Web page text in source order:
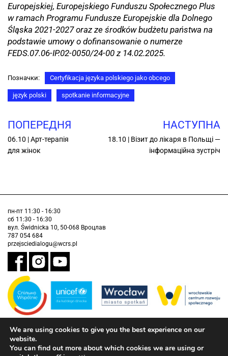
Europejskiej, Europejskiego Funduszu Społecznego Plus
w ramach Programu Fundusze Europejskie dla Dolnego
Śląska 2021-2027 oraz ze środków budżetu państwa na
podstawie umowy o dofinansowanie o numerze
FEDS.07.06-IP.02-0050/24-00 z 14.02.2025.
Позначки: Certyfikacja języka polskiego jako obcego
język polski spotkanie informacyjne
ПОПЕРЕДНЯ
06.10 | Арт-терапія
для жінок
НАСТУПНА
18.10 | Візит до лікаря в Польщі —
інформаційна зустріч
пн-пт 11:30 - 16:30
сб 11:30 - 16:30
вул. Świdnicka 10, 50-068 Вроцлав
787 054 684
przejsciedialogu@wcrs.pl
Завдання виконується муніципалітетом Вроцлава у партнерстві з
Дитячим фондом ООН (ЮНІСЕФ).
інформація про доступність
We are using cookies to give you the best experience on our
website.
You can find out more about which cookies we are using or